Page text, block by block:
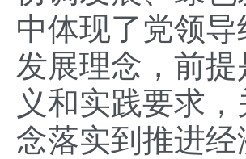
中体现了党领
发展理念，前
义和实践要求
念落实到推进